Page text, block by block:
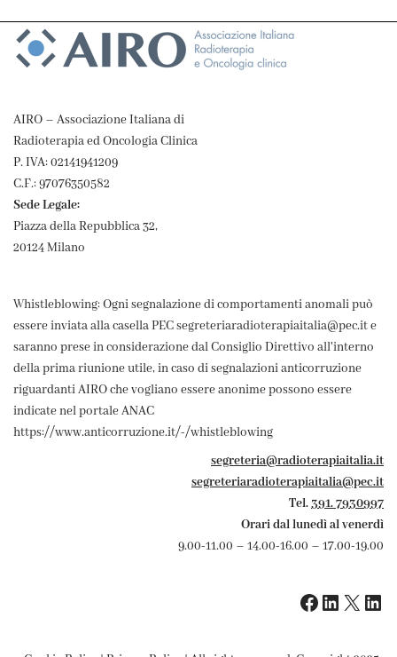
AIRO – Associazione Italiana di
Radioterapia ed Oncologia Clinica
P. IVA: 02141941209
C.F.: 97076350582
Sede Legale:
Piazza della Repubblica 32,
20124 Milano
Whistleblowing: Ogni segnalazione di comportamenti anomali può
essere inviata alla casella PEC segreteriaradioterapiaitalia@pec.it e
saranno prese in considerazione dal Consiglio Direttivo all'interno
della prima riunione utile, in caso di segnalazioni anticorruzione
riguardanti AIRO che vogliano essere anonime possono essere
indicate nel portale ANAC
https://www.anticorruzione.it/-/whistleblowing
segreteria@radioterapiaitalia.it
segreteriaradioterapiaitalia@pec.it
Tel.391. 7930997
Orari dal lunedì al venerdì
9.00-11.00 – 14.00-16.00 – 17.00-19.00